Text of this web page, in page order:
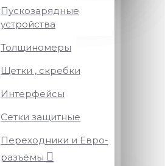
Пускозарядные
устройства
Толщиномеры
Щетки , скребки
Интерфейсы
Сетки защитные
Переходники и Евро-
разъёмы